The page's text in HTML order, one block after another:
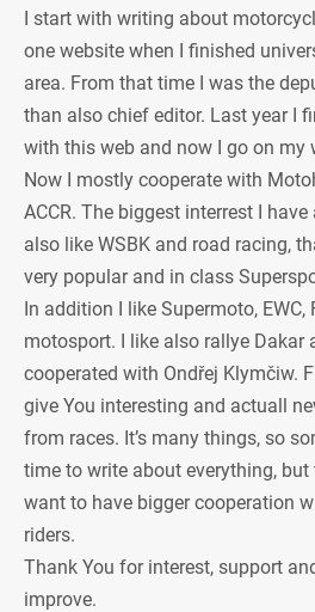
I start with writing about
one website when I finished
area. From that time I was the
than also chief editor. Last year I
with this web and now I go on my
Now I mostly cooperate with
ACCR. The biggest interrest I have
also like WSBK and road racing,
very popular and in class
In addition I like Supermoto, EWC,
motosport. I like also rallye Dakar
cooperated with Ondřej Klymčiw.
give You interesting and actuall
from races. It’s many things, so
time to write about everything,
want to have bigger cooperation
riders.
Thank You for interest, support
improve.